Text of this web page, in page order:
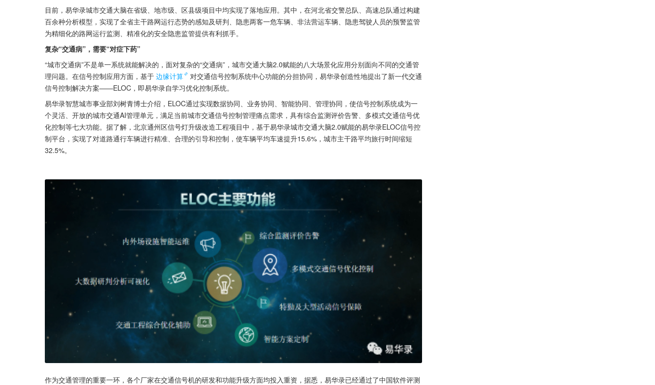
目前，易华录城市交通大脑在省级、地市级、区县级项目中均实现了落地应用。其中，在河北省交警总队、高速总队通过构建
百余种分析模型，实现了全省主干路网运行态势的感知及研判、隐患两客一危车辆、非法营运车辆、隐患驾驶人员的预警监管
为精细化的路网运行监测、精准化的安全隐患监管提供有利抓手。
复杂“交通病”，需要“对症下药”
“城市交通病”不是单一系统就能解决的，面对复杂的“交通病”，城市交通大脑2.0赋能的八大场景化应用分别面向不同的交通管
理问题。在信号控制应用方面，基于 边缘计算
对交通信号控制系统中心功能的分担协同，易华录创造性地提出了新一代交通
信号控制解决方案——ELOC，即易华录自学习优化控制系统。
易华录智慧城市事业部刘树青博士介绍，ELOC通过实现数据协同、业务协同、智能协同、管理协同，使信号控制系统成为一
个灵活、开放的城市交通AI管理单元，满足当前城市交通信号控制管理痛点需求，具有综合监测评价告警、多模式交通信号优
化控制等七大功能。据了解，北京通州区信号灯升级改造工程项目中，基于易华录城市交通大脑2.0赋能的易华录ELOC信号控
制平台，实现了对道路通行车辆进行精准、合理的引导和控制，使车辆平均车速提升15.6%，城市主干路平均旅行时间缩短
32.5%。
作为交通管理的重要一环，各个厂家在交通信号机的研发和功能升级方面均投入重资，据悉，易华录已经通过了中国软件评测